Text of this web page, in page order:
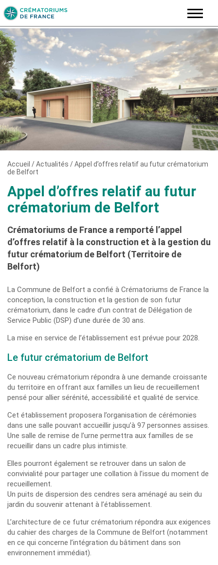
Skip
to
content
Accueil /Actualités /Appel d’offres relatif au futur crématorium
de Belfort
Appel d’offres relatif au futur
crématorium de Belfort
Crématoriums de France a remporté l’appel
d’offres relatif à la construction et à la gestion du
futur crématorium de Belfort (Territoire de
Belfort)
La Commune de Belfort a confié à Crématoriums de France la
conception, la construction et la gestion de son futur
crématorium, dans le cadre d’un contrat de Délégation de
Service Public (DSP) d’une durée de 30 ans.
La mise en service de l’établissement est prévue pour 2028.
Le futur crématorium de Belfort
Ce nouveau crématorium répondra à une demande croissante
du territoire en offrant aux familles un lieu de recueillement
pensé pour allier sérénité, accessibilité et qualité de service.
Cet établissement proposera l’organisation de cérémonies
dans une salle pouvant accueillir jusqu’à 97 personnes assises.
Une salle de remise de l’urne permettra aux familles de se
recueillir dans un cadre plus intimiste.
Elles pourront également se retrouver dans un salon de
convivialité pour partager une collation à l’issue du moment de
recueillement.
Un puits de dispersion des cendres sera aménagé au sein du
jardin du souvenir attenant à l’établissement.
L’architecture de ce futur crématorium répondra aux exigences
du cahier des charges de la Commune de Belfort (notamment
en ce qui concerne l’intégration du bâtiment dans son
environnement immédiat).